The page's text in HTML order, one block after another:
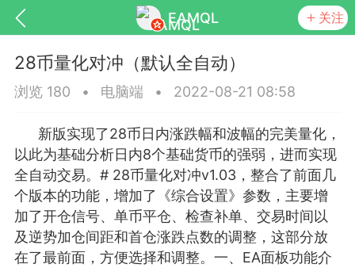
EAMQL 关注
匿名树洞 发起挑战 幸运转盘
Lv.9 神隐会员 靓号
EA+
电脑端 趋势
28币量化对冲（默认全自动）
浏览 180 • 电脑端 • 2022-08-21 08:58
新版实现了28币日内涨跌幅和波幅的完美量化，
以此为基础分析日内8个基础货币的强弱，进而实现
全自动交易。# 28币量化对冲v1.03，整合了前面几
个版本的功能，增加了《综合设置》参数，主要增
加了开仓信号、单币平仓、检查补单、交易时间以
及逆势加仓间距和首仓涨跌点数的调整，这部分放
在了最前面，方便选择和调整。一、EA面板功能介